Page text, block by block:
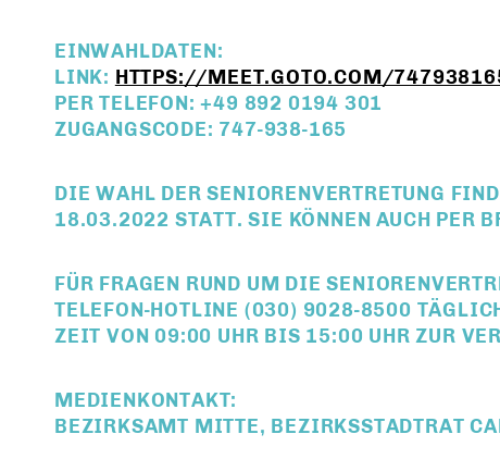
EINWAHLDATEN:
LINK: HTTPS://MEET.GOTO.COM/
PER TELEFON: +49 892 0194 301
ZUGANGSCODE: 747-938-165
DIE WAHL DER SENIORENVERTRETUNG
18.03.2022 STATT. SIE KÖNNEN AUCH PER
FÜR FRAGEN RUND UM DIE
TELEFON-HOTLINE (030) 9028-8500
ZEIT VON 09:00 UHR BIS 15:00 UHR ZUR
MEDIENKONTAKT:
BEZIRKSAMT MITTE, BEZIRKSSTADTRAT